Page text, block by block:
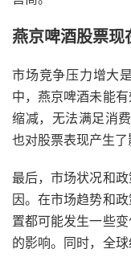
燕京啤酒股票现
市场竞争压力增大
中，燕京啤酒未能
缩减，无法满足消
也对股票表现产生了
最后，市场状况和
因。在市场趋势和
置都可能发生一些
的影响。同时，全